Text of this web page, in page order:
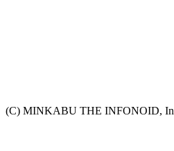
(C) MINKABU THE INFONOID,